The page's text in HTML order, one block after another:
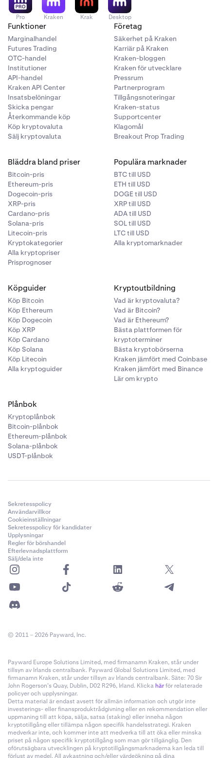
Pro Kraken Krak Desktop
Funktioner
Marginalhandel
Futures Trading
OTC-handel
Institutioner
API-handel
Kraken API Center
Insatsbelöningar
Skicka pengar
Återkommande köp
Köp kryptovaluta
Sälj kryptovaluta
Företag
Säkerhet på Kraken
Karriär på Kraken
Kraken-bloggen
Kraken för utvecklare
Pressrum
Partnerprogram
Tillgångsnoteringar
Kraken-status
Supportcenter
Klagomål
Breakout Prop Trading
Bläddra bland priser
Bitcoin-pris
Ethereum-pris
Dogecoin-pris
XRP-pris
Cardano-pris
Solana-pris
Litecoin-pris
Kryptokategorier
Alla kryptopriser
Prisprognoser
Populära marknader
BTC till USD
ETH till USD
DOGE till USD
XRP till USD
ADA till USD
SOL till USD
LTC till USD
Alla kryptomarknader
Köpguider
Köp Bitcoin
Köp Ethereum
Köp Dogecoin
Köp XRP
Köp Cardano
Köp Solana
Köp Litecoin
Alla kryptoguider
Kryptoutbildning
Vad är kryptovaluta?
Vad är Bitcoin?
Vad är Ethereum?
Bästa plattformen för
kryptoterminer
Bästa kryptobörserna
Kraken jämfört med Coinbase
Kraken jämfört med Binance
Lär om krypto
Plånbok
Kryptoplånbok
Bitcoin-plånbok
Ethereum-plånbok
Solana-plånbok
USDT-plånbok
Sekretesspolicy
Användarvillkor
Cookieinställningar
Sekretesspolicy för kandidater
Upplysningar
Regler för börshandel
Efterlevnadsplattform
Sälj/dela inte
© 2011 – 2026 Payward, Inc.
Payward Europe Solutions Limited, med firmanamn Kraken, står under
tillsyn av Irlands centralbank. Payward Global Solutions Limited, med
firmanamn Kraken, står under tillsyn av Irlands centralbank. Säte: 70 Sir
John Rogerson’s Quay, Dublin, D02 R296, Irland. Klicka härför relaterade
policyer och upplysningar.
Detta material är endast avsett för allmän information och utgör inte
investerings- eller finansproduktrådgivning eller en rekommendation eller
uppmaning till att köpa, sälja, satsa (staking) eller inneha någon
kryptotillgång eller tillämpa någon specifik handelsstrategi. Kraken
medverkar inte, och kommer inte att medverka till att öka eller minska
priset på någon specifik kryptotillgång som man gör tillgänglig. Den
oförutsägbara utvecklingen på kryptotillgångsmarknaderna kan leda till
förlust av medel. All avkastning och/eller värdeökning på dina